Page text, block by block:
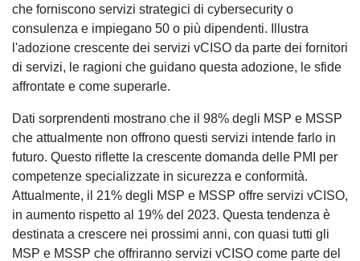
che forniscono servizi strategici di cybersecurity o
consulenza e impiegano 50 o più dipendenti. Illustra
l'adozione crescente dei servizi vCISO da parte dei fornitori
di servizi, le ragioni che guidano questa adozione, le sfide
affrontate e come superarle.
Dati sorprendenti mostrano che il 98% degli MSP e MSSP
che attualmente non offrono questi servizi intende farlo in
futuro. Questo riflette la crescente domanda delle PMI per
competenze specializzate in sicurezza e conformità.
Attualmente, il 21% degli MSP e MSSP offre servizi vCISO,
in aumento rispetto al 19% del 2023. Questa tendenza è
destinata a crescere nei prossimi anni, con quasi tutti gli
MSP e MSSP che offriranno servizi vCISO come parte del